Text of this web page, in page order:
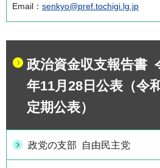
Email： senkyo@pref.tochigi.lg.jp
政治資金収支報告書
年11月28日公表（令
定期公表）
政党の支部 自由民主党